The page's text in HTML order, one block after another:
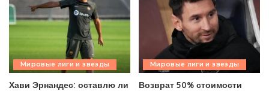
Мировые лиги и звезды
Хави Эрнандес: оставлю ли
Мировые лиги и звезды
Возврат 50% стоимости